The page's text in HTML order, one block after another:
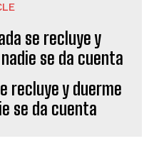
recluye y duerme
se da cuenta